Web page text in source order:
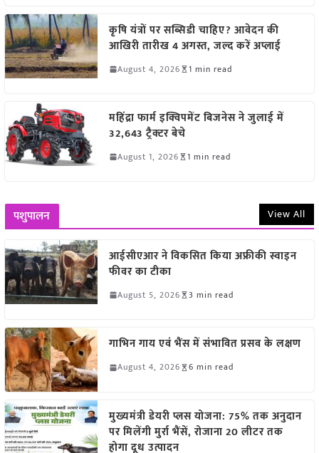
कृषि यंत्रों पर सब्सिडी चाहिए? आवेदन की
आखिरी तारीख 4 अगस्त, जल्द करें अप्लाई
August 4, 2026 1 min read
महिंद्रा फार्म इक्विपमेंट बिजनेस ने जुलाई में
32,643 ट्रैक्टर बेचे
August 1, 2026 1 min read
पशुपालन View All
आईसीएआर ने विकसित किया अफ्रीकी स्वाइन
फीवर का टीका
August 5, 2026 3 min read
गाभिन गाय एवं भैंस में संभावित प्रसव के लक्षण
August 4, 2026 6 min read
मुख्यमंत्री डेयरी प्लस योजना: 75% तक अनुदान
पर मिलेंगी मुर्रा भैंसें, रोजाना 20 लीटर तक
होगा दूध उत्पादन